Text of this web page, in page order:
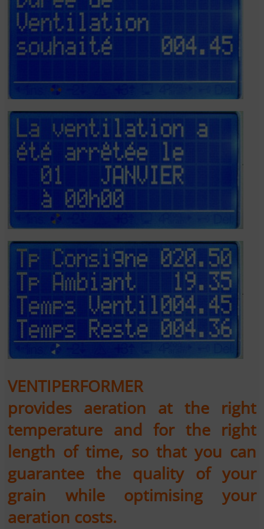
VENTIPERFORMER
provides aeration at the right
temperature and for the right
length of time, so that you can
guarantee the quality of your
grain while optimising your
aeration costs.